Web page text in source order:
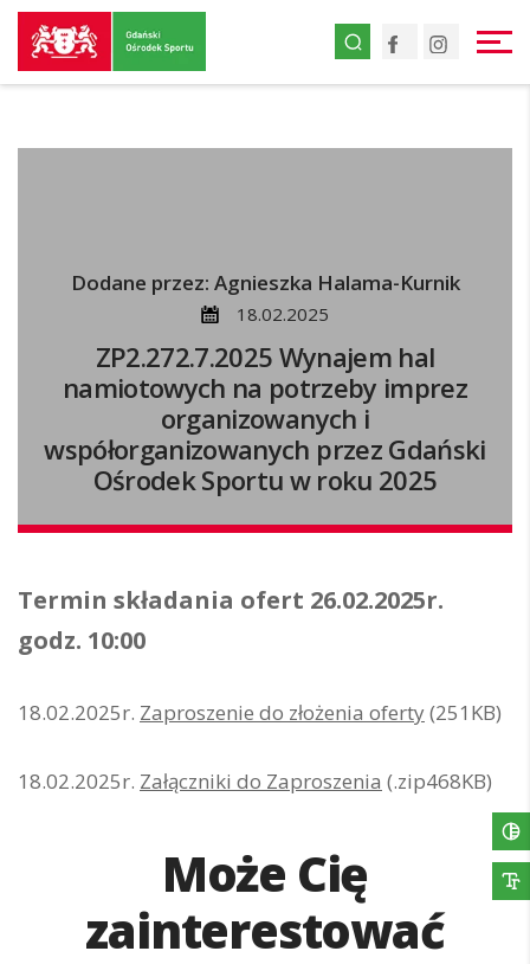
Przejdź
do
strony
Facebook
Dodane przez: Agnieszka Halama-Kurnik
18.02.2025
ZP2.272.7.2025 Wynajem hal
namiotowych na potrzeby imprez
organizowanych i
współorganizowanych przez Gdański
Ośrodek Sportu w roku 2025
Termin składania ofert 26.02.2025r.
godz. 10:00
18.02.2025r. Zaproszenie do złożenia oferty(251KB)
18.02.2025r. Załączniki do Zaproszenia (.zip468KB)
Może Cię
zainterestować